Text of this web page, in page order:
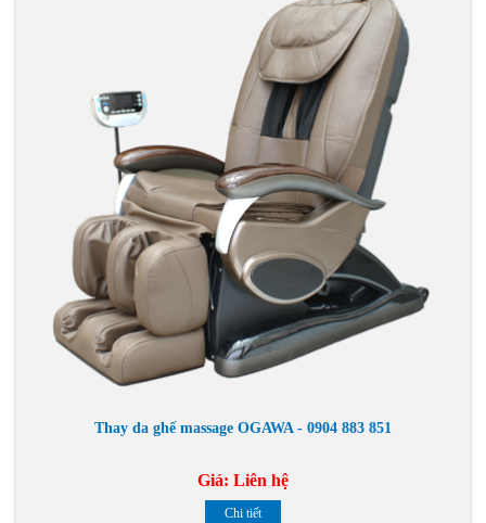
Thay da ghế massage OGAWA - 0904 883 851
Giá: Liên hệ
Chi tiết